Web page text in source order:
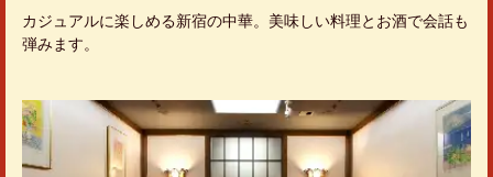
カジュアルに楽しめる新宿の中華。美味しい料理とお酒で会話も
弾みます。